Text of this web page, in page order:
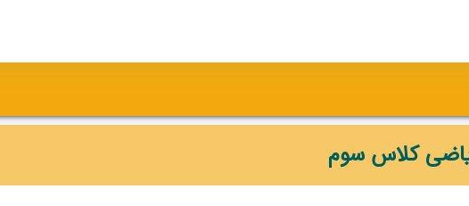
کلاس سوم